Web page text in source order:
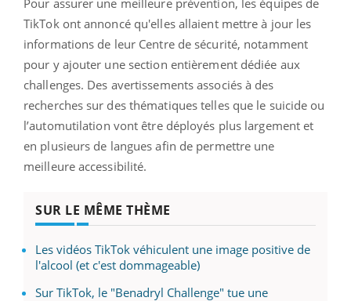
Pour assurer une meilleure prévention, les équipes de
TikTok ont annoncé qu'elles allaient mettre à jour les
informations de leur Centre de sécurité, notamment
pour y ajouter une section entièrement dédiée aux
challenges. Des avertissements associés à des
recherches sur des thématiques telles que le suicide ou
l’automutilation vont être déployés plus largement et
en plusieurs de langues afin de permettre une
meilleure accessibilité.
SUR LE MÊME THÈME
Les vidéos TikTok véhiculent une image positive de
l'alcool (et c'est dommageable)
Sur TikTok, le "Benadryl Challenge" tue une